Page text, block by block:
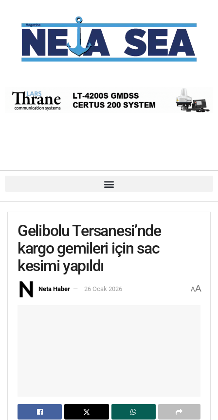
Gelibolu Tersanesi’nde
kargo gemileri için sac
kesimi yapıldı
Neta Haber 26 Ocak 2026 AA